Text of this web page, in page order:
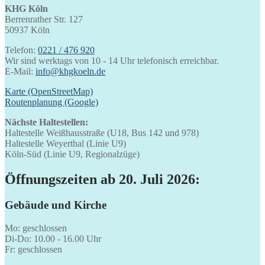
KHG Köln
Berrenrather Str. 127
50937 Köln
Telefon: 0221 / 476 920
Wir sind werktags von 10 - 14 Uhr telefonisch erreichbar.
E-Mail: info@khgkoeln.de
Karte (OpenStreetMap)
Routenplanung (Google)
Nächste Haltestellen:
Haltestelle Weißhausstraße (U18, Bus 142 und 978)
Haltestelle Weyerthal (Linie U9)
Köln-Süd (Linie U9, Regionalzüge)
Öffnungszeiten ab 20. Juli 2026:
Gebäude und Kirche
Mo: geschlossen
Di-Do: 10.00 - 16.00 Uhr
Fr: geschlossen